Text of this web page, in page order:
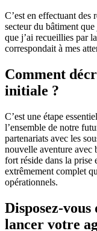
C’est en effectuant des
secteur du bâtiment
que j’ai recueillies par
correspondait à mes
Comment
initiale ?
C’est une étape
l’ensemble de notre
partenariats avec les
nouvelle aventure avec
fort réside dans la
extrêmement complet
opérationnels.
Disposez-vous
lancer votre